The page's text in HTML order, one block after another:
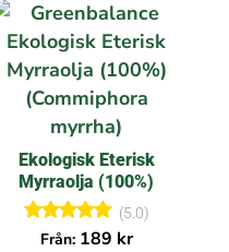
Ekologisk Eterisk
Myrraolja (100%)
Betygsatt
(5.0)
Från: 189 kr